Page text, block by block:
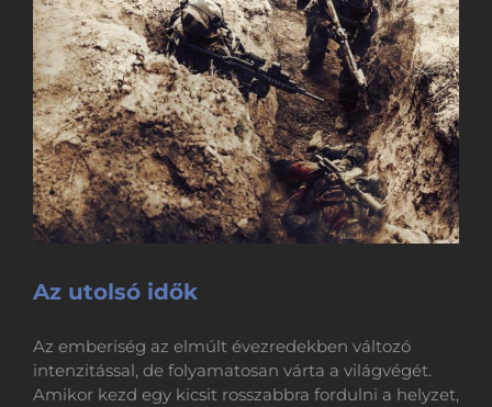
Az utolsó idők
Az emberiség az elmúlt évezredekben változó
intenzitással, de folyamatosan várta a világvégét.
Amikor kezd egy kicsit rosszabbra fordulni a helyzet,